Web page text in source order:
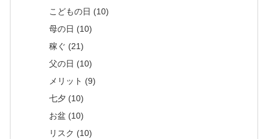
こどもの日 (10)
母の日 (10)
稼ぐ (21)
父の日 (10)
メリット (9)
七夕 (10)
お盆 (10)
リスク (10)